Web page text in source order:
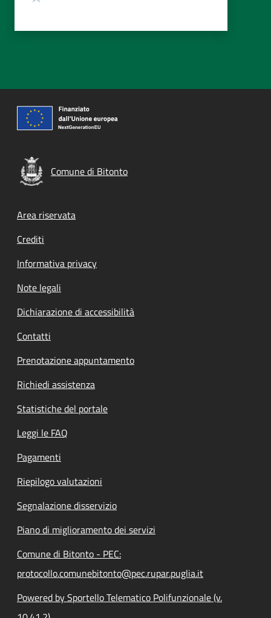
Comune di Bitonto
Footer menu
Area riservata
Crediti
Informativa privacy
Note legali
Dichiarazione di accessibilità
Contatti
Prenotazione appuntamento
Richiedi assistenza
Statistiche del portale
Leggi le FAQ
Pagamenti
Riepilogo valutazioni
Segnalazione disservizio
Piano di miglioramento dei servizi
Comune di Bitonto - PEC:
protocollo.comunebitonto@pec.rupar.puglia.it
Powered by Sportello Telematico Polifunzionale (v.